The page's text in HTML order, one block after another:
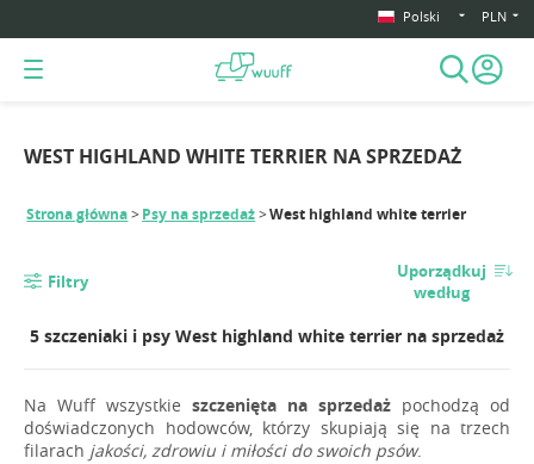
Polski PLN
WEST HIGHLAND WHITE TERRIER NA SPRZEDAŻ
Strona główna Psy na sprzedaż West highland white terrier
Filtry
Uporządkuj
według
5 szczeniaki i psy West highland white terrier na sprzedaż
Na Wuff wszystkie szczenięta na sprzedaż pochodzą od
doświadczonych hodowców, którzy skupiają się na trzech
filarach jakości, zdrowiu i miłości do swoich psów.